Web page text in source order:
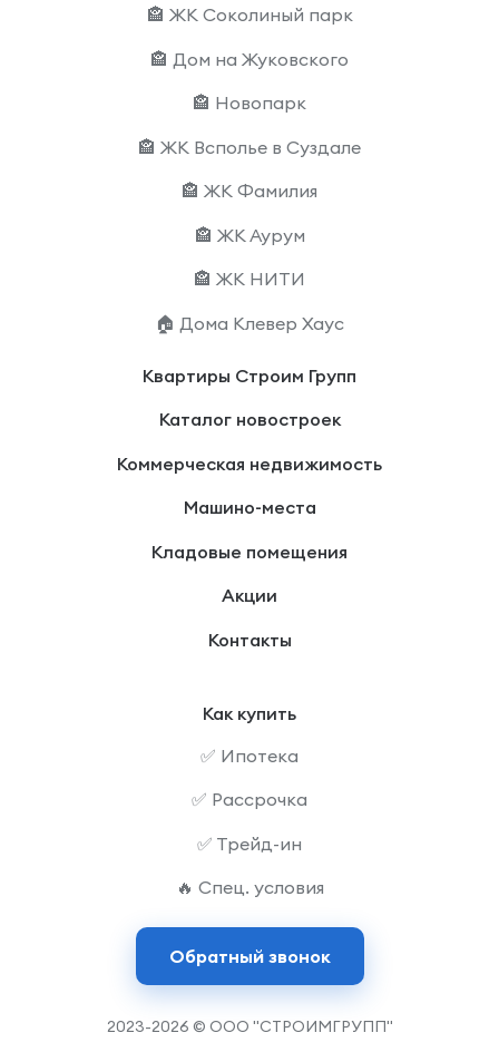
🏤 ЖК Соколиный парк
🏤 Дом на Жуковского
🏤 Новопарк
🏤 ЖК Всполье в Суздале
🏤 ЖК Фамилия
🏤 ЖК Аурум
🏤 ЖК НИТИ
🏠 Дома Клевер Хаус
Квартиры Строим Групп
Каталог новостроек
Коммерческая недвижимость
Машино-места
Кладовые помещения
Акции
Контакты
Как купить
✅ Ипотека
✅ Рассрочка
✅ Трейд-ин
🔥 Спец. условия
Обратный звонок
2023-2026 © ООО "СТРОИМГРУПП"